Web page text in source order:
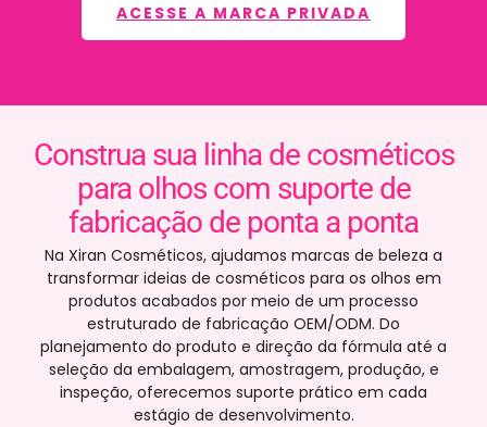
ACESSE A MARCA PRIVADA
Construa sua linha de cosméticos
para olhos com suporte de
fabricação de ponta a ponta
Na Xiran Cosméticos, ajudamos marcas de beleza a
transformar ideias de cosméticos para os olhos em
produtos acabados por meio de um processo
estruturado de fabricação OEM/ODM. Do
planejamento do produto e direção da fórmula até a
seleção da embalagem, amostragem, produção, e
inspeção, oferecemos suporte prático em cada
estágio de desenvolvimento.